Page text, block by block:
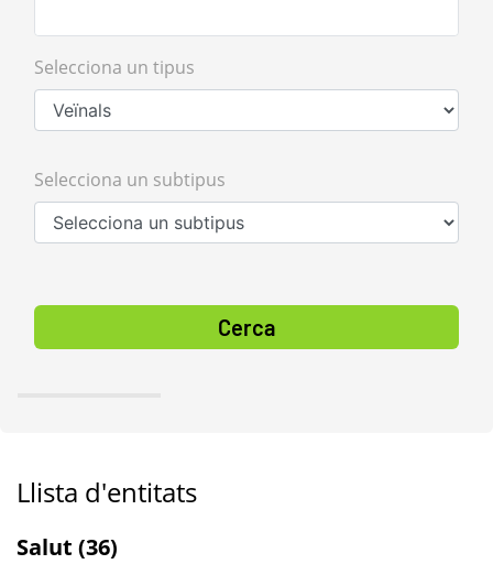
Selecciona un tipus
Selecciona un subtipus
Cerca
Llista d'entitats
Salut (36)